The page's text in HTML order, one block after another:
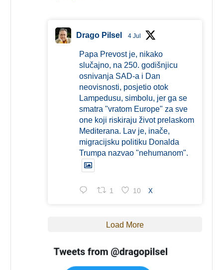
Drago Pilsel 4 Jul
Papa Prevost je, nikako
slučajno, na 250. godišnjicu
osnivanja SAD-a i Dan
neovisnosti, posjetio otok
Lampedusu, simbolu, jer ga se
smatra "vratom Europe" za sve
one koji riskiraju život prelaskom
Mediterana. Lav je, inače,
migracijsku politiku Donalda
Trumpa nazvao "nehumanom".
1 10 X
Load More